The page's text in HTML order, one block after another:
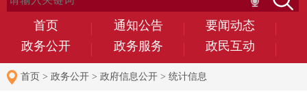
首页 通知公告
要闻动态
政务公开
政务服务 政民互动
首页 > 政务公开 > 政府信息公开 > 统计信息